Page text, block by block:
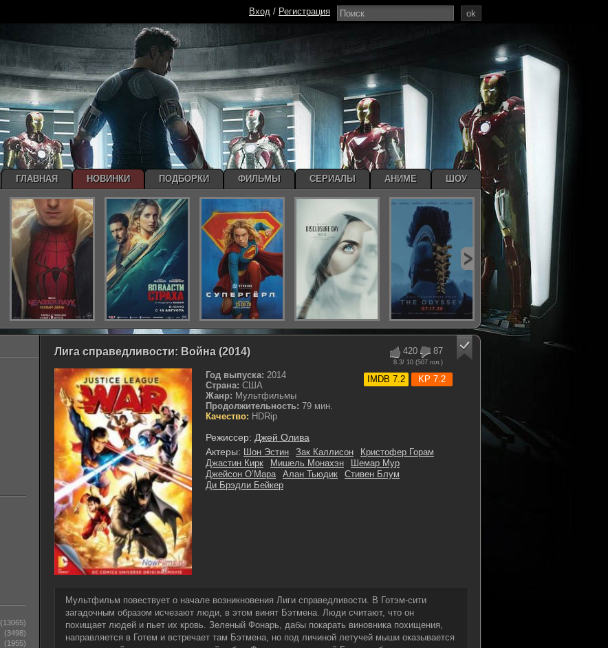
420 87
8.3/ 10 (507 гол.)
IMDB 7.2 KP 7.2
Лига справедливости: Война (2014)
Год выпуска: 2014
Страна: США
Жанр: Мультфильмы
Продолжительность: 79 мин.
Качество: HDRip
Режиссер: Джей Олива
Актеры: Шон Эстин Зак Каллисон
Кристофер Горам
Джастин Кирк
Мишель Монахэн
Шемар Мур
Джейсон О’Мара
Алан Тьюдик
Стивен Блум
Ди Брэдли Бейкер
Мультфильм повествует о начале возникновения Лиги справедливости. В Готэм-сити
загадочным образом исчезают люди, в этом винят Бэтмена. Люди считают, что он
похищает людей и пьет их кровь. Зеленый Фонарь, дабы покарать виновника похищения,
направляется в Готем и встречает там Бэтмена, но под личиной летучей мыши оказывается
(13065)
(3498)
(1955)
ok
Вход / Регистрация
ГЛАВНАЯ НОВИНКИ ПОДБОРКИ ФИЛЬМЫ СЕРИАЛЫ АНИМЕ ШОУ